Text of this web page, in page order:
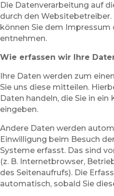
Die Datenverarbeitung auf
durch den
können Sie dem Impressum
entnehmen.
Wie erfassen wir Ihre
Ihre Daten werden zum
Sie uns diese mitteilen.
Daten handeln, die Sie in
eingeben.
Andere Daten werden
Einwilligung beim Besuch
Systeme erfasst. Das sind
(z. B. Internetbrowser,
des Seitenaufrufs). Die
automatisch, sobald Sie